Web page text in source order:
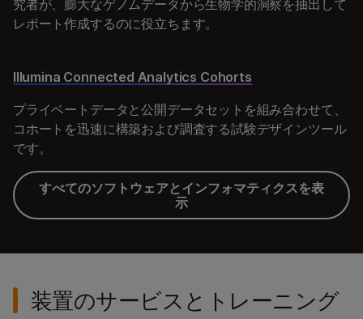
究者が、膨大なゲノムデータから生物学的洞察を抽出して
レポート作成するのに役立ちます。
Illumina Connected Analytics Cohorts
プライベートデータと公開データセットを組み合わせて、
コホートを迅速に構築および調査する試験デザインツール
です。
すべてのソフトウェアとインフォマティクスを表
示
装置のサービスとトレーニング